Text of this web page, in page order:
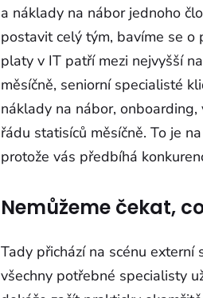
a náklady na nábor jednoho
postavit celý tým, bavíme se o
platy v IT patří mezi nejvyšší
měsíčně, seniorní specialisté
náklady na nábor,
řádu statisíců měsíčně. To je
protože vás předbíhá
Nemůžeme čekat,
Tady přichází na scénu
všechny potřebné specialisty